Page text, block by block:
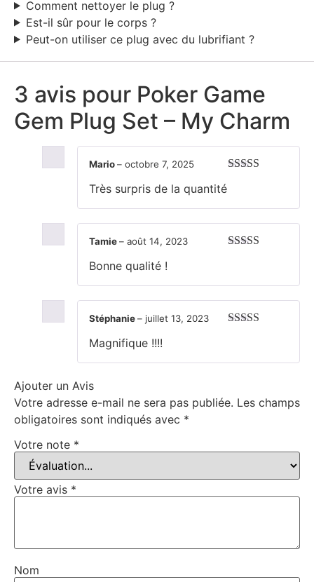
Comment nettoyer le plug ?
Est-il sûr pour le corps ?
Peut-on utiliser ce plug avec du lubrifiant ?
3 avis pour Poker Game
Gem Plug Set – My Charm
Mario– octobre 7, 2025
Très surpris de la quantité
Tamie– août 14, 2023
Bonne qualité !
Stéphanie– juillet 13, 2023
Magnifique !!!!
Ajouter un Avis
Votre adresse e-mail ne sera pas publiée. Les champs
obligatoires sont indiqués avec *
Votre note *
Votre avis *
Nom